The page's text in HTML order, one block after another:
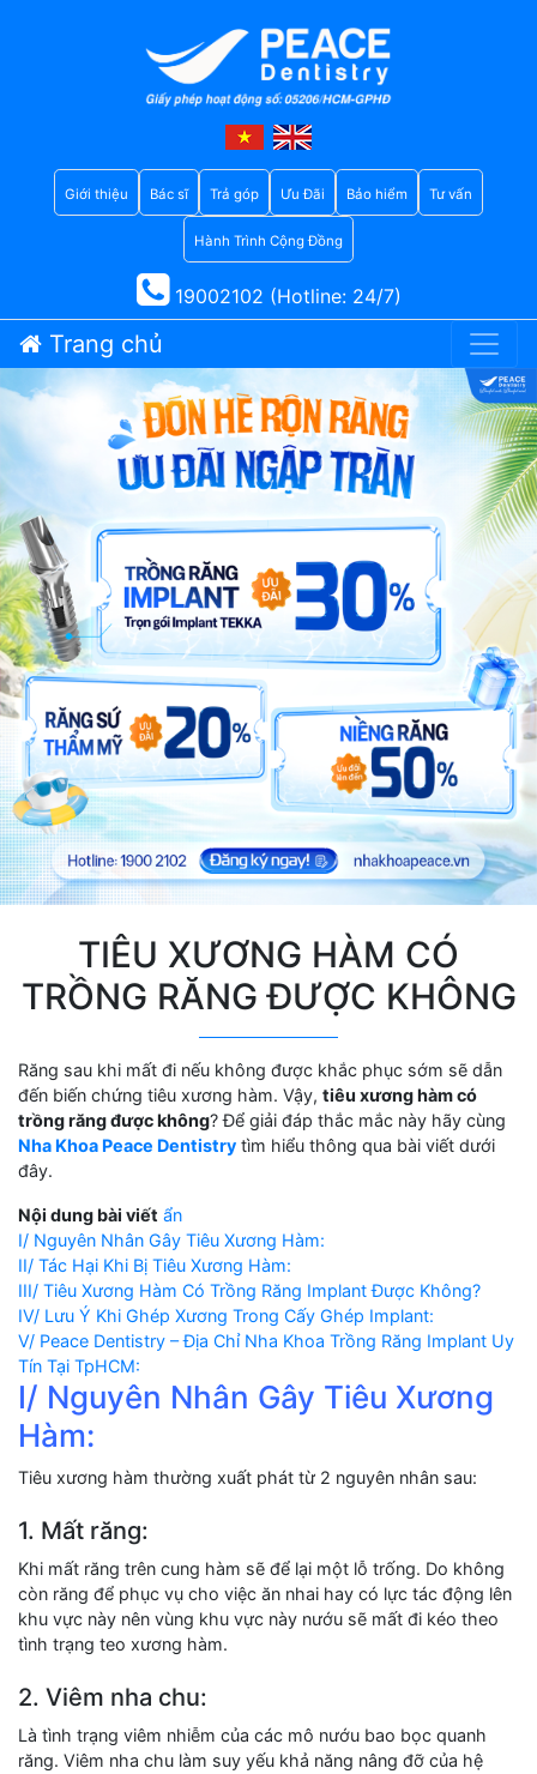
Giới thiệu Bác sĩ Trả góp Ưu Đãi Bảo hiểm Tư vấn
Hành Trình Cộng Đồng
19002102 (Hotline: 24/7)
Trang chủ
TIÊU XƯƠNG HÀM CÓ
TRỒNG RĂNG ĐƯỢC KHÔNG
Răng sau khi mất đi nếu không được khắc phục sớm sẽ dẫn
đến biến chứng tiêu xương hàm. Vậy, tiêu xương hàm có
trồng răng được không? Để giải đáp thắc mắc này hãy cùng
Nha Khoa Peace Dentistry tìm hiểu thông qua bài viết dưới
đây.
Nội dung bài viết ẩn
I/ Nguyên Nhân Gây Tiêu Xương Hàm:
II/ Tác Hại Khi Bị Tiêu Xương Hàm:
III/ Tiêu Xương Hàm Có Trồng Răng Implant Được Không?
IV/ Lưu Ý Khi Ghép Xương Trong Cấy Ghép Implant:
V/ Peace Dentistry – Địa Chỉ Nha Khoa Trồng Răng Implant Uy
Tín Tại TpHCM:
I/ Nguyên Nhân Gây Tiêu Xương
Hàm:
Tiêu xương hàm thường xuất phát từ 2 nguyên nhân sau:
1. Mất răng:
Khi mất răng trên cung hàm sẽ để lại một lỗ trống. Do không
còn răng để phục vụ cho việc ăn nhai hay có lực tác động lên
khu vực này nên vùng khu vực này nướu sẽ mất đi kéo theo
tình trạng teo xương hàm.
2. Viêm nha chu:
Là tình trạng viêm nhiễm của các mô nướu bao bọc quanh
răng. Viêm nha chu làm suy yếu khả năng nâng đỡ của hệ